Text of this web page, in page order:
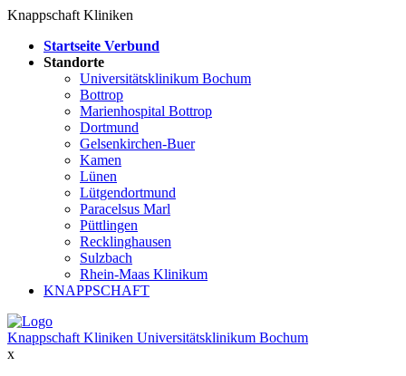
Knappschaft Kliniken
Startseite Verbund
Standorte
Universitätsklinikum Bochum
Bottrop
Marienhospital Bottrop
Dortmund
Gelsenkirchen-Buer
Kamen
Lünen
Lütgendortmund
Paracelsus Marl
Püttlingen
Recklinghausen
Sulzbach
Rhein-Maas Klinikum
KNAPPSCHAFT
Knappschaft Kliniken Universitätsklinikum Bochum
x